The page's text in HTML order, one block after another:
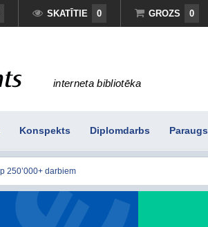
SKATĪTIE 0 GROZS 0
interneta bibliotēka
Konspekts Diplomdarbs Paraugs